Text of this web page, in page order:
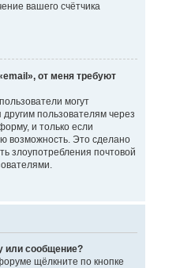
вашего счётчика
от меня требуют
могут
пользователям через
и только если
возможность. Это сделано
злоупотребления почтовой
или сообщение?
щёлкните по кнопке